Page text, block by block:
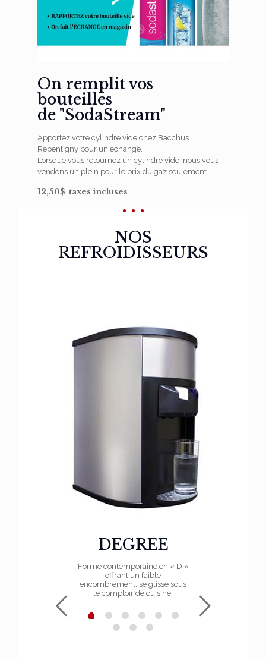
On remplit vos
bouteilles
de "SodaStream"
Apportez votre cylindre vide chez Bacchus
Repentigny pour un échange.
Lorsque vous retournez un cylindre vide, nous vous
vendons un plein pour le prix du gaz seulement.
12,50$ taxes incluses
NOS
REFROIDISSEURS
DEGREE
Forme contemporaine en « D »
offrant un faible
encombrement, se glisse sous
le comptoir de cuisine.